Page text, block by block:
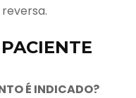
É INDICADO?